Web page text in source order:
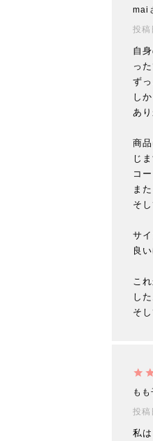
mai
投稿
自
っ
ず
し
あ
商
じ
コ
ま
そ
サ
良
こ
した
そ
もも
投稿
私